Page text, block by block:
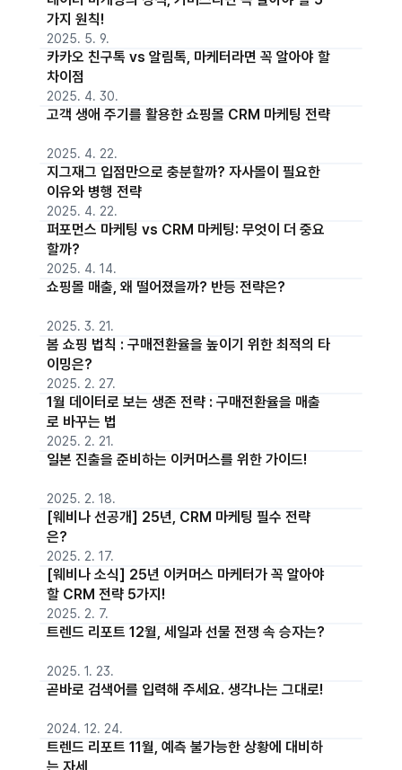
가지 원칙!
2025. 5. 9.
카카오 친구톡 vs 알림톡, 마케터라면 꼭 알아야 할
차이점
2025. 4. 30.
고객 생애 주기를 활용한 쇼핑몰 CRM 마케팅 전략
2025. 4. 22.
지그재그 입점만으로 충분할까? 자사몰이 필요한
이유와 병행 전략
2025. 4. 22.
퍼포먼스 마케팅 vs CRM 마케팅: 무엇이 더 중요
할까?
2025. 4. 14.
쇼핑몰 매출, 왜 떨어졌을까? 반등 전략은?
2025. 3. 21.
봄 쇼핑 법칙 : 구매전환율을 높이기 위한 최적의 타
이밍은?
2025. 2. 27.
1월 데이터로 보는 생존 전략 : 구매전환율을 매출
로 바꾸는 법
2025. 2. 21.
일본 진출을 준비하는 이커머스를 위한 가이드!
2025. 2. 18.
[웨비나 선공개] 25년, CRM 마케팅 필수 전략
은?
2025. 2. 17.
[웨비나 소식] 25년 이커머스 마케터가 꼭 알아야
할 CRM 전략 5가지!
2025. 2. 7.
트렌드 리포트 12월, 세일과 선물 전쟁 속 승자는?
2025. 1. 23.
곧바로 검색어를 입력해 주세요. 생각나는 그대로!
2024. 12. 24.
트렌드 리포트 11월, 예측 불가능한 상황에 대비하